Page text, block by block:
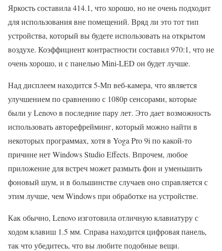
Яркость составила 414.1, что хорошо, но не очень подходит
для использования вне помещений. Вряд ли это тот тип
устройства, который вы будете использовать на открытом
воздухе. Коэффициент контрастности составил 970:1, что не
очень хорошо, и с панелью Mini-LED он будет лучше.
Над дисплеем находится 5-Мп веб-камера, что является
улучшением по сравнению с 1080p сенсорами, которые
были у Lenovo в последние пару лет. Это дает возможность
использовать авторефрейминг, который можно найти в
некоторых программах, хотя в Yoga Pro 9i по какой-то
причине нет Windows Studio Effects. Впрочем, любое
приложение для встреч может размыть фон и уменьшить
фоновый шум, и в большинстве случаев оно справляется с
этим лучше, чем Windows при обработке на устройстве.
Как обычно, Lenovo изготовила отличную клавиатуру с
ходом клавиш 1.5 мм. Справа находится цифровая панель,
так что убедитесь, что вы любите подобные вещи.